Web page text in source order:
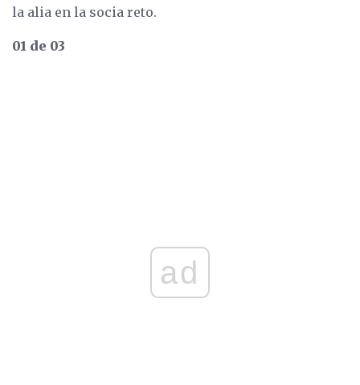
la alia en la socia reto.
01 de 03
ad